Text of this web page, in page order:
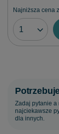
Najniższa cena
Zadaj pytanie a
najciekawsze
dla innych.